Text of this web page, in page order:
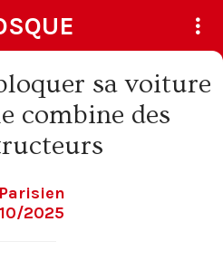
sa voiture
combine des
2025